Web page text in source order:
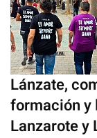
Lánzate,
formación y
Lanzarote y